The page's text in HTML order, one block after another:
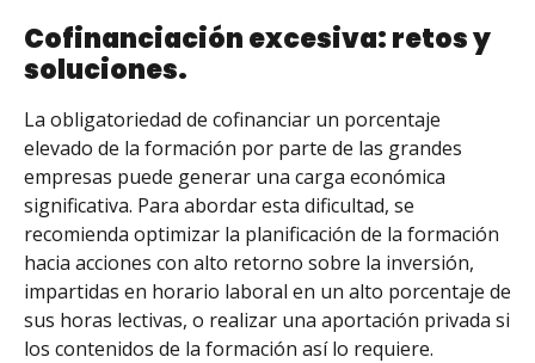
Cofinanciación excesiva: retos y
soluciones.
La obligatoriedad de cofinanciar un porcentaje
elevado de la formación por parte de las grandes
empresas puede generar una carga económica
significativa. Para abordar esta dificultad, se
recomienda optimizar la planificación de la formación
hacia acciones con alto retorno sobre la inversión,
impartidas en horario laboral en un alto porcentaje de
sus horas lectivas, o realizar una aportación privada si
los contenidos de la formación así lo requiere.